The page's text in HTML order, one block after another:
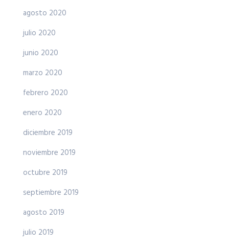
agosto 2020
julio 2020
junio 2020
marzo 2020
febrero 2020
enero 2020
diciembre 2019
noviembre 2019
octubre 2019
septiembre 2019
agosto 2019
julio 2019